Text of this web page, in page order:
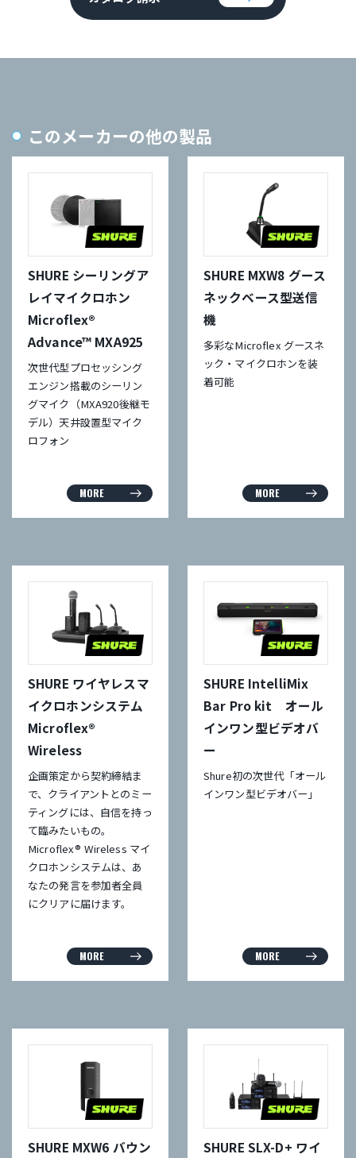
このメーカーの他の製品
SHURE シーリングア
レイマイクロホン
Microflex®
Advance™ MXA925
次世代型プロセッシング
エンジン搭載のシーリン
グマイク（MXA920後継モ
デル）天井設置型マイク
ロフォン
MORE
SHURE MXW8 グース
ネックベース型送信
機
多彩なMicroflex グースネ
ック・マイクロホンを装
着可能
MORE
SHURE ワイヤレスマ
イクロホンシステム
Microflex®
Wireless
企画策定から契約締結ま
で、クライアントとのミー
ティングには、自信を持っ
て臨みたいもの。
Microflex® Wireless マイ
クロホンシステムは、あ
なたの発言を参加者全員
にクリアに届けます。
MORE
SHURE IntelliMix
Bar Pro kit オール
インワン型ビデオバ
ー
Shure初の次世代「オール
インワン型ビデオバー」
MORE
SHURE MXW6 バウン
SHURE SLX-D+ ワイ